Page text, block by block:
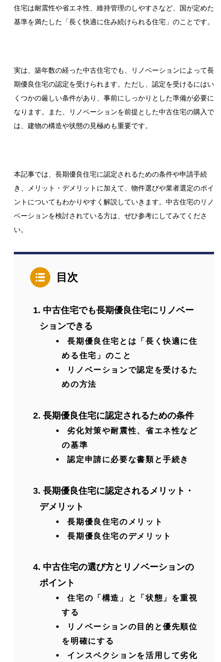
住宅は耐震性や省エネ性、維持管理のしやすさなど、国が定めた
基準を満たした「長く快適に住み続けられる住宅」のことです。
実は、築年数の経った中古住宅でも、リノベーションによって長
期優良住宅の認定を受けられます。ただし、認定を受けるにはい
くつかの厳しい条件があり、事前にしっかりとした準備が必要に
なります。また、リノベーションを前提とした中古住宅の購入で
は、建物の構造や状態の見極めも重要です。
本記事では、長期優良住宅に認定されるための条件や申請手続
き、メリット・デメリットに加えて、物件選びや業者選定のポイ
ントについてもわかりやすく解説していきます。中古住宅のリノ
ベーションを検討されている方は、ぜひ参考にしてみてくださ
い。
目次
中古住宅でも長期優良住宅にリノベー
ションできる
長期優良住宅とは「長く快適に住
める住宅」のこと
リノベーションで認定を受けるた
めの方法
長期優良住宅に認定されるための条件
劣化対策や耐震性、省エネ性など
の基準
認定申請に必要な書類と手続き
長期優良住宅に認定されるメリット・
デメリット
長期優良住宅のメリット
長期優良住宅のデメリット
中古住宅の選び方とリノベーションの
ポイント
住宅の「構造」と「状態」を重視
する
リノベーションの目的と優先順位
を明確にする
インスペクションを活用して劣化